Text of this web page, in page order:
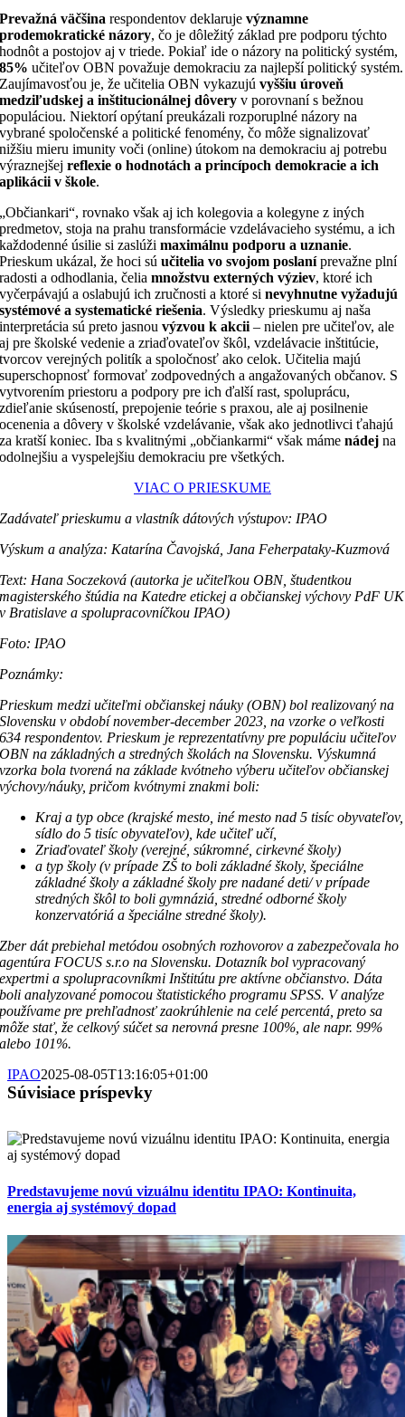
Prevažná väčšina respondentov deklarujevýznamne
prodemokratické názory, čo je dôležitý základ pre podporu týchto
hodnôt a postojov aj v triede. Pokiaľ ide o názory na politický systém,
85% učiteľov OBN považuje demokraciu za najlepší politický systém.
Zaujímavosťou je, že učitelia OBN vykazujúvyššiu úroveň
medziľudskej a inštitucionálnej dôvery v porovnaní s bežnou
populáciou. Niektorí opýtaní preukázali rozporuplné názory na
vybrané spoločenské a politické fenomény, čo môže signalizovať
nižšiu mieru imunity voči (online) útokom na demokraciu aj potrebu
výraznejšejreflexie o hodnotách a princípoch demokracie a ich
aplikácii v škole.
„Občiankari“, rovnako však aj ich kolegovia a kolegyne z iných
predmetov, stoja na prahu transformácie vzdelávacieho systému, a ich
každodenné úsilie si zaslúžimaximálnu podporu a uznanie.
Prieskum ukázal, že hoci súučitelia vo svojom poslaníprevažne plní
radosti a odhodlania, čeliamnožstvu externých výziev, ktoré ich
vyčerpávajú a oslabujú ich zručnosti a ktoré sinevyhnutne vyžadujú
systémové a systematické riešenia. Výsledky prieskumu aj naša
interpretácia sú preto jasnouvýzvou k akcii– nielen pre učiteľov, ale
aj pre školské vedenie a zriaďovateľov škôl, vzdelávacie inštitúcie,
tvorcov verejných politík a spoločnosť ako celok. Učitelia majú
superschopnosť formovať zodpovedných a angažovaných občanov. S
vytvorením priestoru a podpory pre ich ďalší rast, spoluprácu,
zdieľanie skúseností, prepojenie teórie s praxou, ale aj posilnenie
ocenenia a dôvery v školské vzdelávanie, však ako jednotlivci ťahajú
za kratší koniec. Iba s kvalitnými „občiankarmi“ však mámenádej na
odolnejšiu a vyspelejšiu demokraciu pre všetkých.
VIAC O PRIESKUME
Zadávateľ prieskumu a vlastník dátových výstupov: IPAO
Výskum a analýza: Katarína Čavojská, Jana Feherpataky-Kuzmová
Text: Hana Soczeková (autorka je učiteľkou OBN, študentkou
magisterského štúdia na Katedre etickej a občianskej výchovy PdF UK
v Bratislave a spolupracovníčkou IPAO)
Foto: IPAO
Poznámky:
Prieskum medzi učiteľmi občianskej náuky (OBN) bol realizovaný na
Slovensku v období november-december 2023, na vzorke o veľkosti
634 respondentov. Prieskum je reprezentatívny pre populáciu učiteľov
OBN na základných a stredných školách na Slovensku. Výskumná
vzorka bola tvorená na základe kvótneho výberu učiteľov občianskej
výchovy/náuky, pričom kvótnymi znakmi boli:
Kraj a typ obce (krajské mesto, iné mesto nad 5 tisíc obyvateľov,
sídlo do 5 tisíc obyvateľov), kde učiteľ učí,
Zriaďovateľ školy (verejné, súkromné, cirkevné školy)
a typ školy (v prípade ZŠ to boli základné školy, špeciálne
základné školy a základné školy pre nadané deti/ v prípade
stredných škôl to boli gymnáziá, stredné odborné školy
konzervatóriá a špeciálne stredné školy).
Zber dát prebiehal metódou osobných rozhovorov a zabezpečovala ho
agentúra FOCUS s.r.o na Slovensku. Dotazník bol vypracovaný
expertmi a spolupracovníkmi Inštitútu pre aktívne občianstvo. Dáta
boli analyzované pomocou štatistického programu SPSS. V analýze
používame pre prehľadnosť zaokrúhlenie na celé percentá, preto sa
môže stať, že celkový súčet sa nerovná presne 100%, ale napr. 99%
alebo 101%.
IPAO2025-08-05T13:16:05+01:00
Súvisiace príspevky
Predstavujeme novú vizuálnu identitu IPAO: Kontinuita,
energia aj systémový dopad